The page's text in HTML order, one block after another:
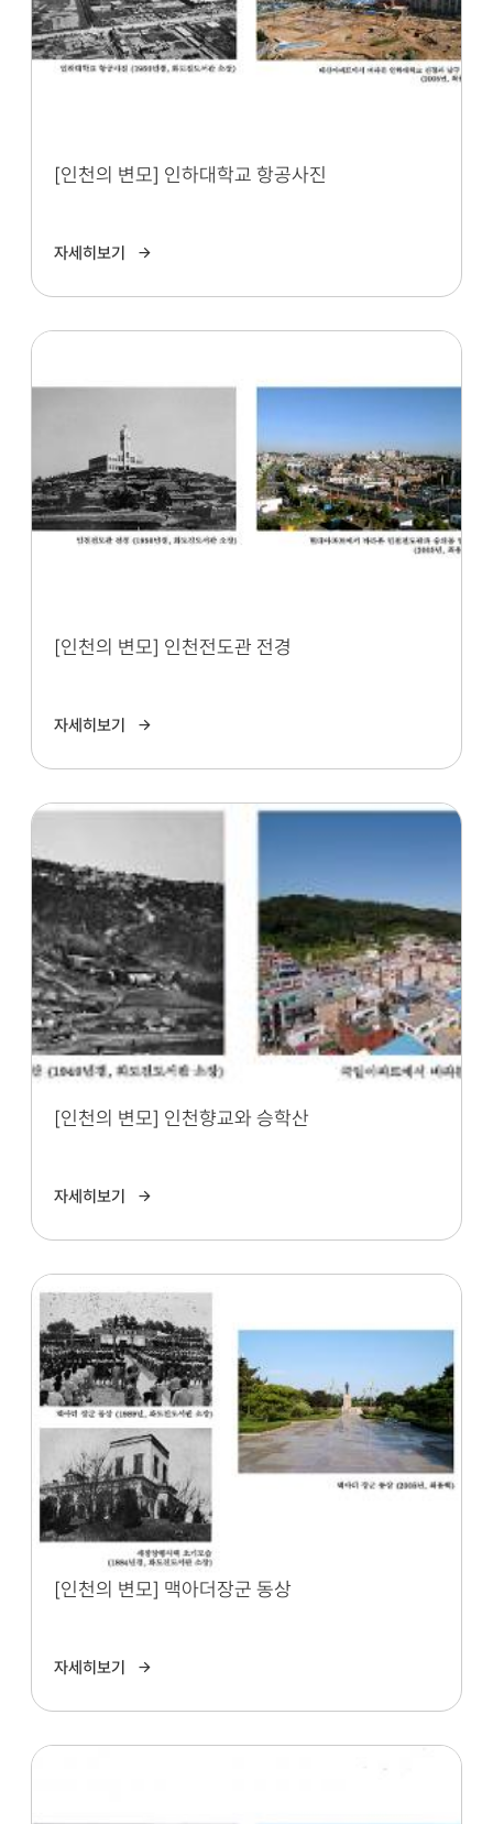
[인천의 변모] 인하대학교 항공사진
자세히보기
[인천의 변모] 인천전도관 전경
자세히보기
[인천의 변모] 인천향교와 승학산
자세히보기
[인천의 변모] 맥아더장군 동상
자세히보기